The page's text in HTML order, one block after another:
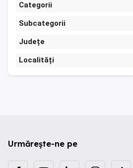
Categorii
Subcategorii
Județe
Localități
Urmărește-ne pe